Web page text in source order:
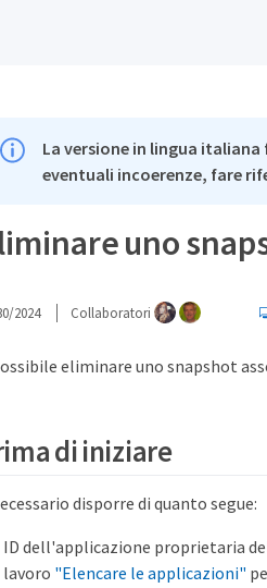
La versione in lingua
eventuali incoerenze, fare
uno
2024 Collaboratori
eliminare uno snapshot
di iniziare
disporre di quanto segue:
ID dell'applicazione proprietaria
lavoro "Elencare le applicazioni"